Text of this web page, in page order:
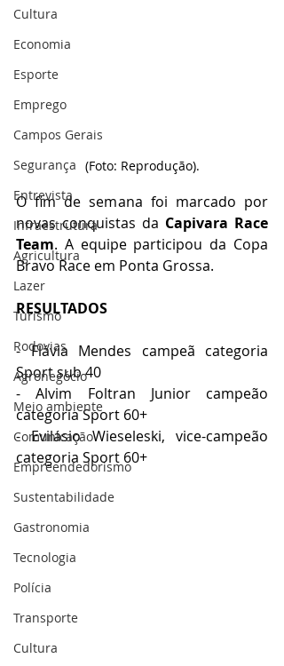
Cultura
Economia
Esporte
Emprego
Campos Gerais
Segurança
Entrevista
Infraestrutura
Agricultura
Lazer
Turismo
Rodovias
Agronegócio
Meio ambiente
Comunicação
Empreendedorismo
Sustentabilidade
Gastronomia
Tecnologia
Polícia
Transporte
Cultura
(Foto: Reprodução).
O fim de semana foi marcado por
novas conquistas da Capivara Race
Team. A equipe participou da Copa
Bravo Race em Ponta Grossa.
RESULTADOS
- Flávia Mendes campeã categoria
Sport sub 40
- Alvim Foltran Junior campeão
categoria Sport 60+
- Evilásio Wieseleski, vice-campeão
categoria Sport 60+